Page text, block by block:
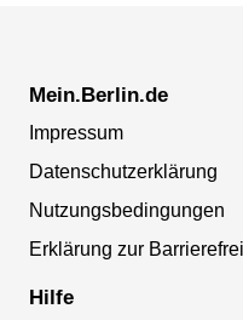
Mein.Berlin.de
Impressum
Datenschutzerklärung
Nutzungsbedingungen
Erklärung zur
Hilfe